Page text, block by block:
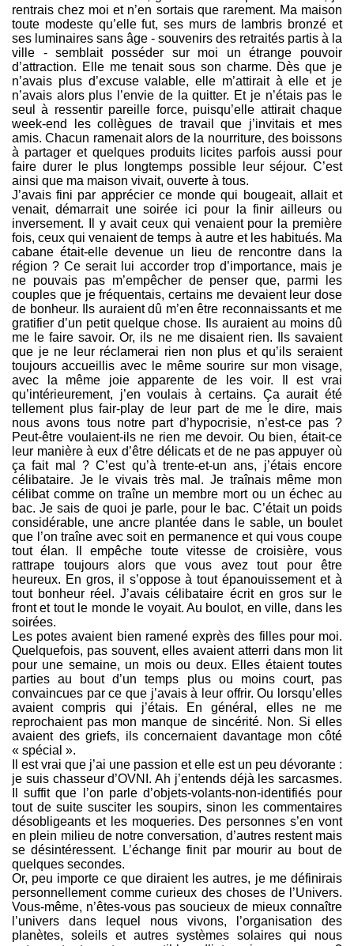
rentrais chez moi et n’en sortais que rarement. Ma maison
toute modeste qu’elle fut, ses murs de lambris bronzé et
ses luminaires sans âge - souvenirs des retraités partis à la
ville - semblait posséder sur moi un étrange pouvoir
d’attraction. Elle me tenait sous son charme. Dès que je
n’avais plus d’excuse valable, elle m’attirait à elle et je
n’avais alors plus l’envie de la quitter. Et je n’étais pas le
seul à ressentir pareille force, puisqu’elle attirait chaque
week-end les collègues de travail que j’invitais et mes
amis. Chacun ramenait alors de la nourriture, des boissons
à partager et quelques produits licites parfois aussi pour
faire durer le plus longtemps possible leur séjour. C’est
ainsi que ma maison vivait, ouverte à tous.
J’avais fini par apprécier ce monde qui bougeait, allait et
venait, démarrait une soirée ici pour la finir ailleurs ou
inversement. Il y avait ceux qui venaient pour la première
fois, ceux qui venaient de temps à autre et les habitués. Ma
cabane était-elle devenue un lieu de rencontre dans la
région ? Ce serait lui accorder trop d’importance, mais je
ne pouvais pas m’empêcher de penser que, parmi les
couples que je fréquentais, certains me devaient leur dose
de bonheur. Ils auraient dû m’en être reconnaissants et me
gratifier d’un petit quelque chose. Ils auraient au moins dû
me le faire savoir. Or, ils ne me disaient rien. Ils savaient
que je ne leur réclamerai rien non plus et qu’ils seraient
toujours accueillis avec le même sourire sur mon visage,
avec la même joie apparente de les voir. Il est vrai
qu’intérieurement, j’en voulais à certains. Ça aurait été
tellement plus fair-play de leur part de me le dire, mais
nous avons tous notre part d’hypocrisie, n’est-ce pas ?
Peut-être voulaient-ils ne rien me devoir. Ou bien, était-ce
leur manière à eux d’être délicats et de ne pas appuyer où
ça fait mal ? C’est qu’à trente-et-un ans, j’étais encore
célibataire. Je le vivais très mal. Je traînais même mon
célibat comme on traîne un membre mort ou un échec au
bac. Je sais de quoi je parle, pour le bac. C’était un poids
considérable, une ancre plantée dans le sable, un boulet
que l’on traîne avec soit en permanence et qui vous coupe
tout élan. Il empêche toute vitesse de croisière, vous
rattrape toujours alors que vous avez tout pour être
heureux. En gros, il s’oppose à tout épanouissement et à
tout bonheur réel. J’avais célibataire écrit en gros sur le
front et tout le monde le voyait. Au boulot, en ville, dans les
soirées.
Les potes avaient bien ramené exprès des filles pour moi.
Quelquefois, pas souvent, elles avaient atterri dans mon lit
pour une semaine, un mois ou deux. Elles étaient toutes
parties au bout d’un temps plus ou moins court, pas
convaincues par ce que j’avais à leur offrir. Ou lorsqu’elles
avaient compris qui j’étais. En général, elles ne me
reprochaient pas mon manque de sincérité. Non. Si elles
avaient des griefs, ils concernaient davantage mon côté
« spécial ».
Il est vrai que j’ai une passion et elle est un peu dévorante :
je suis chasseur d’OVNI. Ah j’entends déjà les sarcasmes.
Il suffit que l’on parle d’objets-volants-non-identifiés pour
tout de suite susciter les soupirs, sinon les commentaires
désobligeants et les moqueries. Des personnes s’en vont
en plein milieu de notre conversation, d’autres restent mais
se désintéressent. L’échange finit par mourir au bout de
quelques secondes.
Or, peu importe ce que diraient les autres, je me définirais
personnellement comme curieux des choses de l’Univers.
Vous-même, n’êtes-vous pas soucieux de mieux connaître
l’univers dans lequel nous vivons, l’organisation des
planètes, soleils et autres systèmes solaires qui nous